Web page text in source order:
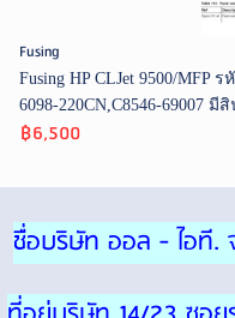
Fusing
Fusing HP CLJet 9500/
6098-220CN,C8546-69007
฿6,500
ชื่อบริษัท ออล - ไอที.